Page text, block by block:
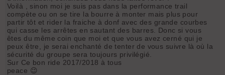
Voilà , sinon moi je suis pas dans la performance trail
compète ou on se tire la bourre à monter mais plus pour
partir tôt et rider la fraiche à donf avec des grande courbes
qui casse les arrêtes en sautant des barres. Donc si vous
êtes du même coin que moi et que vous avez cerné qui je
peux être, je serai enchanté de tenter de vous suivre là où la
sécurité du groupe sera toujours privilégié.
Sur Ce bon ride 2017/2018 à tous
peace 😉